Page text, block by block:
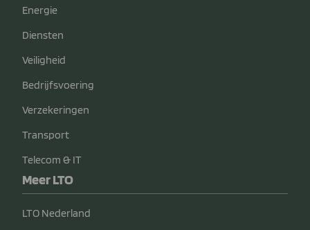
Energie
Diensten
Veiligheid
Bedrijfsvoering
Verzekeringen
Transport
Telecom & IT
Meer LTO
LTO Nederland